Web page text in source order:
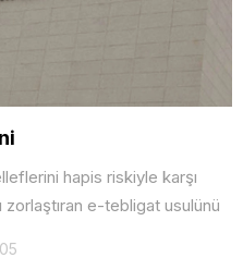
hapis riskiyle karşı
zorlaştıran e-tebligat usulünü